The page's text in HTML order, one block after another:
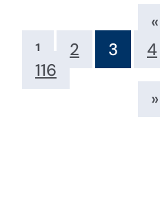
«
1
2 3 4
116
»